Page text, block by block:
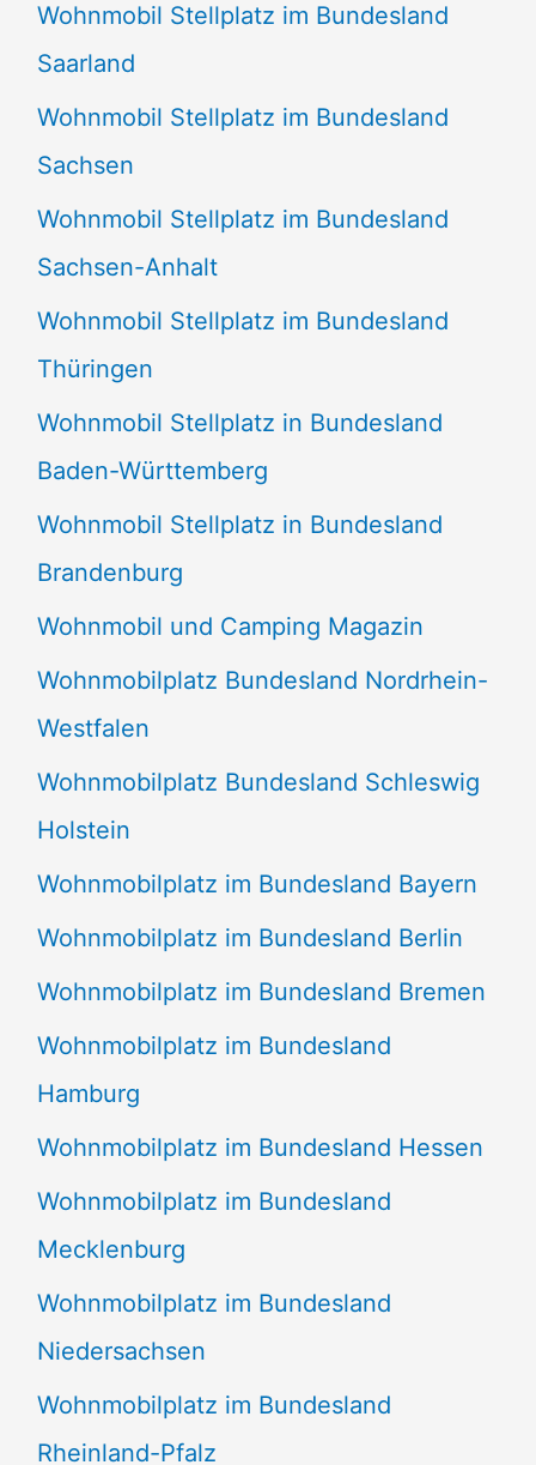
Wohnmobil Stellplatz im Bundesland
Saarland
Wohnmobil Stellplatz im Bundesland
Sachsen
Wohnmobil Stellplatz im Bundesland
Sachsen-Anhalt
Wohnmobil Stellplatz im Bundesland
Thüringen
Wohnmobil Stellplatz in Bundesland
Baden-Württemberg
Wohnmobil Stellplatz in Bundesland
Brandenburg
Wohnmobil und Camping Magazin
Wohnmobilplatz Bundesland Nordrhein-
Westfalen
Wohnmobilplatz Bundesland Schleswig
Holstein
Wohnmobilplatz im Bundesland Bayern
Wohnmobilplatz im Bundesland Berlin
Wohnmobilplatz im Bundesland Bremen
Wohnmobilplatz im Bundesland
Hamburg
Wohnmobilplatz im Bundesland Hessen
Wohnmobilplatz im Bundesland
Mecklenburg
Wohnmobilplatz im Bundesland
Niedersachsen
Wohnmobilplatz im Bundesland
Rheinland-Pfalz